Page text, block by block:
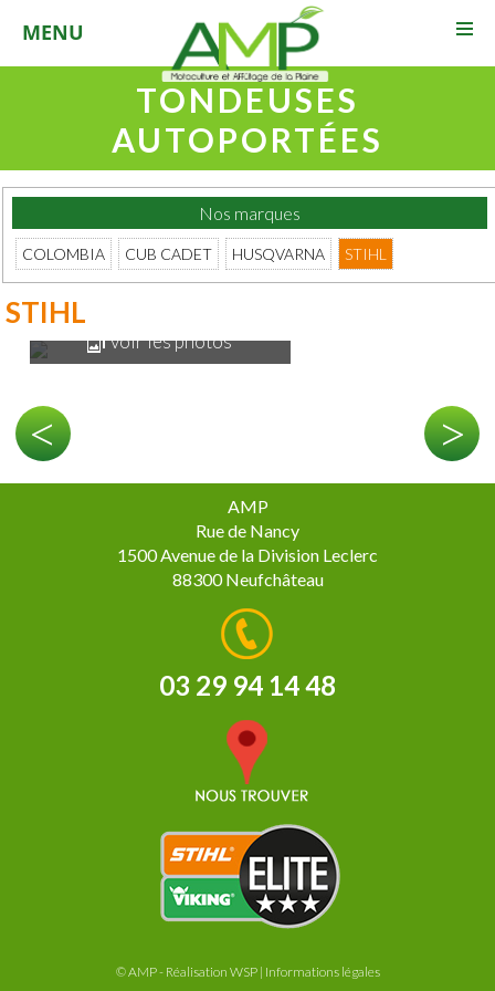
03 29 94 14 48
MENU
TONDEUSES
AUTOPORTÉES
Nos marques
COLOMBIA CUB CADET HUSQVARNA STIHL
STIHL
voir les photos
< >
AMP
Rue de Nancy
1500 Avenue de la Division Leclerc
88300 Neufchâteau
03 29 94 14 48
© AMP - Réalisation WSP| Informations légales